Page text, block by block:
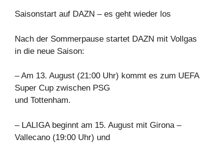
Saisonstart auf DAZN – es geht wieder los
Nach der Sommerpause startet DAZN mit Vollgas
in die neue Saison:
– Am 13. August (21:00 Uhr) kommt es zum UEFA
Super Cup zwischen PSG
und Tottenham.
– LALIGA beginnt am 15. August mit Girona –
Vallecano (19:00 Uhr) und